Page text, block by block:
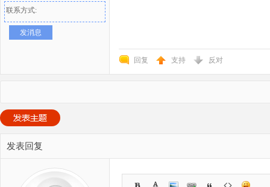
联系方式:
发消息
回复 支持 反对
发表回复